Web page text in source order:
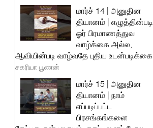
மார்ச் 14 | அனுதின
தியானம் | எழுத்தின்படி
ஓர் பிரமாணத்துவ
வாழ்க்கை அல்ல,
ஆவியின்படி வாழ்வதே புதிய உடன்படிக்கை
சகரியா பூணன்
மார்ச் 15 | அனுதின
தியானம் | நாம்
எப்படிப்பட்ட
பிரசங்கங்களை